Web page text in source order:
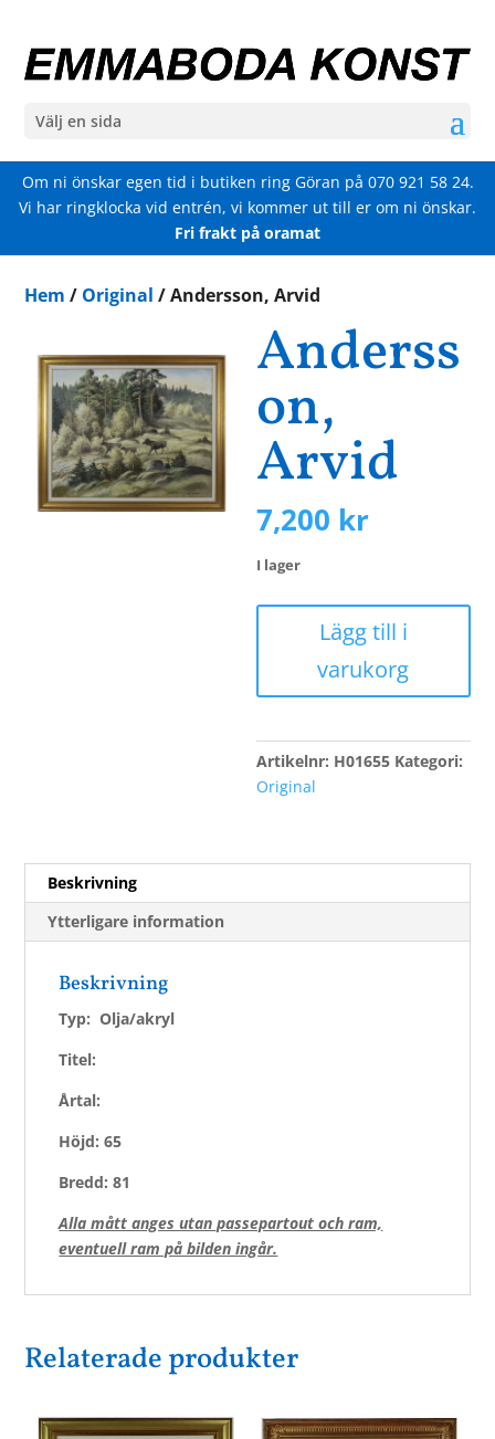
Välj en sida
Om ni önskar egen tid i butiken ring Göran på 070 921 58 24.
Vi har ringklocka vid entrén, vi kommer ut till er om ni önskar.
Fri frakt på oramat
Hem / Original / Andersson, Arvid
Anderss
on,
Arvid
7,200 kr
I lager
Lägg till i
varukorg
Artikelnr: H01655 Kategori:
Original
Beskrivning
Ytterligare information
Beskrivning
Typ: Olja/akryl
Titel:
Årtal:
Höjd: 65
Bredd: 81
Alla mått anges utan passepartout och ram,
eventuell ram på bilden ingår.
Relaterade produkter